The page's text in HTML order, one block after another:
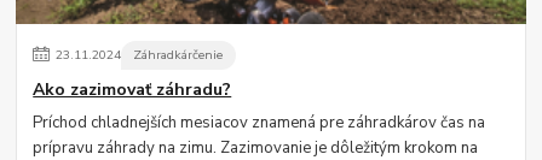
23.11.2024 Záhradkárčenie
Ako zazimovať záhradu?
Príchod chladnejších mesiacov znamená pre záhradkárov čas na
prípravu záhrady na zimu. Zazimovanie je dôležitým krokom na